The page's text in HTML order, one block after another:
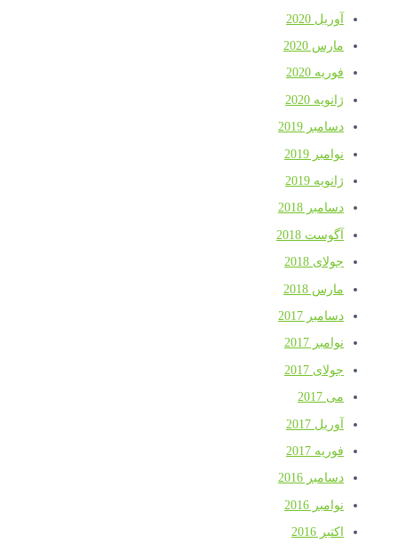
آوریل 2020
مارس 2020
فوریه 2020
ژانویه 2020
دسامبر 2019
نوامبر 2019
ژانویه 2019
دسامبر 2018
آگوست 2018
جولای 2018
مارس 2018
دسامبر 2017
نوامبر 2017
جولای 2017
می 2017
آوریل 2017
فوریه 2017
دسامبر 2016
نوامبر 2016
اکتبر 2016